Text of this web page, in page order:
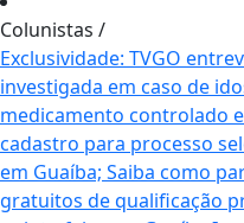
Colunistas /
Exclusividade: TVGO
investigada em caso de
medicamento controlado
cadastro para processo
em Guaíba; Saiba como
gratuitos de qualificação